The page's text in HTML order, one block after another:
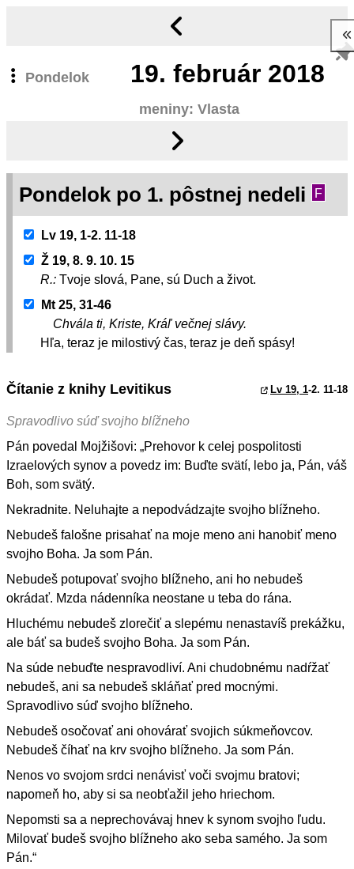
Pondelok 19. február 2018
meniny: Vlasta
Pondelok po 1. pôstnej nedeli F
Lv 19, 1-2. 11-18
Ž 19, 8. 9. 10. 15
R.: Tvoje slová, Pane, sú Duch a život.
Mt 25, 31-46
Chvála ti, Kriste, Kráľ večnej slávy.
Hľa, teraz je milostivý čas, teraz je deň spásy!
Čítanie z knihy Levitikus Lv 19, 1-2. 11-18
Spravodlivo súď svojho blížneho
Pán povedal Mojžišovi: „Prehovor k celej pospolitosti
Izraelových synov a povedz im: Buďte svätí, lebo ja, Pán, váš
Boh, som svätý.
Nekradnite. Neluhajte a nepodvádzajte svojho blížneho.
Nebudeš falošne prisahať na moje meno ani hanobiť meno
svojho Boha. Ja som Pán.
Nebudeš potupovať svojho blížneho, ani ho nebudeš
okrádať. Mzda nádenníka neostane u teba do rána.
Hluchému nebudeš zlorečiť a slepému nenastavíš prekážku,
ale báť sa budeš svojho Boha. Ja som Pán.
Na súde nebuďte nespravodliví. Ani chudobnému nadŕžať
nebudeš, ani sa nebudeš skláňať pred mocnými.
Spravodlivo súď svojho blížneho.
Nebudeš osočovať ani ohovárať svojich súkmeňovcov.
Nebudeš číhať na krv svojho blížneho. Ja som Pán.
Nenos vo svojom srdci nenávisť voči svojmu bratovi;
napomeň ho, aby si sa neobťažil jeho hriechom.
Nepomsti sa a neprechovávaj hnev k synom svojho ľudu.
Milovať budeš svojho blížneho ako seba samého. Ja som
Pán.“